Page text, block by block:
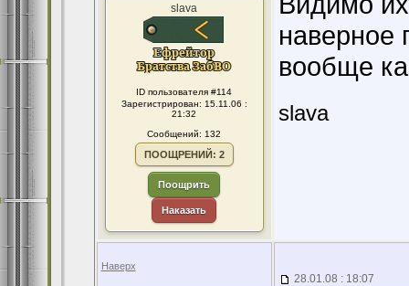
slava
ID пользователя #114
Зарегистрирован: 15.11.06 :
21:32
Сообщений: 132
ПООЩРЕНИЙ: 2
Поощрить
Наказать
наверное
вообще
slava
Наверх
28.01.08 : 18:07